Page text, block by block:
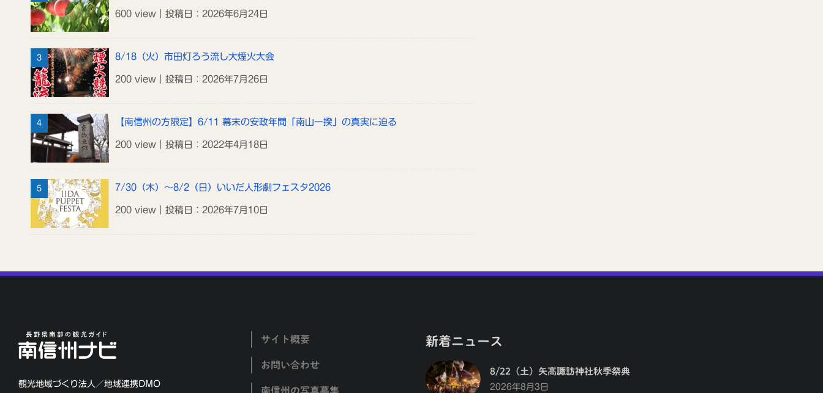
600 view｜投稿日：2026年6月24日
8/18（火）市田灯ろう流し大煙火大会
200 view｜投稿日：2026年7月26日
【南信州の方限定】6/11 幕末の安政年間「南山一揆」の真実に迫る
200 view｜投稿日：2022年4月18日
7/30（木）～8/2（日）いいだ人形劇フェスタ2026
200 view｜投稿日：2026年7月10日
観光地域づくり法人／地域連携DMO
サイト概要
お問い合わせ
南信州の写真募集
新着ニュース
8/22（土）矢高諏訪神社秋季祭典
2026年8月3日